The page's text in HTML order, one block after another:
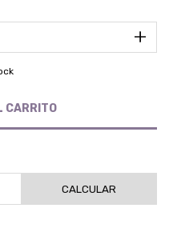
CALCULAR